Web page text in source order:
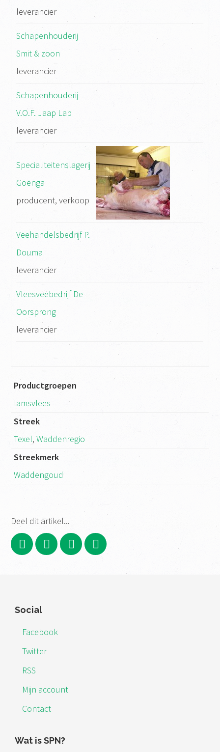
leverancier
Schapenhouderij
Smit & zoon
leverancier
Schapenhouderij
V.O.F. Jaap Lap
leverancier
Specialiteitenslagerij
Goënga
producent, verkoop
Veehandelsbedrijf P.
Douma
leverancier
Vleesveebedrijf De
Oorsprong
leverancier
Productgroepen
lamsvlees
Streek
Texel,Waddenregio
Streekmerk
Waddengoud
Deel dit artikel...
Footer
Social
Facebook
Twitter
RSS
Mijn account
Contact
Wat is SPN?